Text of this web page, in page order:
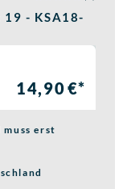
- KSA18-
14,90 €*
erst